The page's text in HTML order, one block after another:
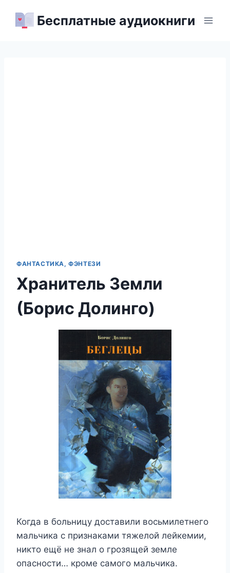
Бесплатные аудиокниги
ФАНТАСТИКА, ФЭНТЕЗИ
Хранитель Земли
(Борис Долинго)
Когда в больницу доставили восьмилетнего
мальчика с признаками тяжелой лейкемии,
никто ещё не знал о грозящей земле
опасности… кроме самого мальчика.